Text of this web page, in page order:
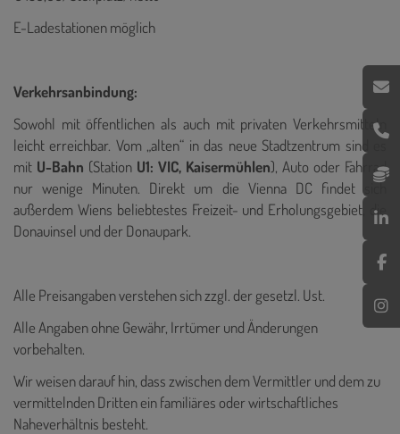
E-Ladestationen möglich
Verkehrsanbindung:
Sowohl mit öffentlichen als auch mit privaten Verkehrsmitteln
leicht erreichbar. Vom „alten“ in das neue Stadtzentrum sind es
mit U-Bahn (Station U1: VIC, Kaisermühlen), Auto oder Fahrrad
nur wenige Minuten. Direkt um die Vienna DC findet sich
außerdem Wiens beliebtestes Freizeit- und Erholungsgebiet, die
Donauinsel und der Donaupark.
Alle Preisangaben verstehen sich zzgl. der gesetzl. Ust.
Alle Angaben ohne Gewähr, Irrtümer und Änderungen
vorbehalten.
Wir weisen darauf hin, dass zwischen dem Vermittler und dem zu
vermittelnden Dritten ein familiäres oder wirtschaftliches
Naheverhältnis besteht.